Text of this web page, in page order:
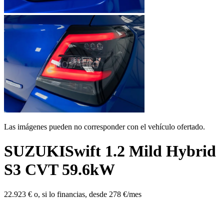
Las imágenes pueden no corresponder con el vehículo ofertado.
SUZUKISwift 1.2 Mild Hybrid
S3 CVT 59.6kW
22.923 € o, si lo financias, desde 278 €/mes